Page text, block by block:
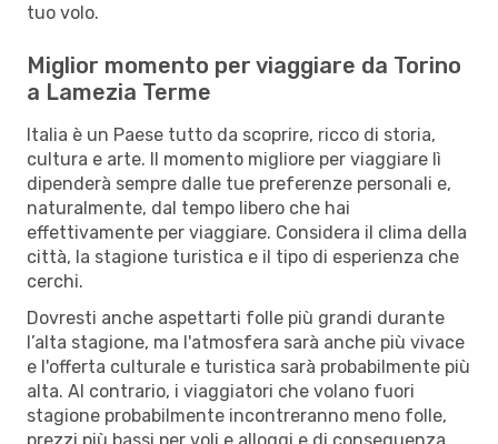
tuo volo.
Miglior momento per viaggiare da Torino
a Lamezia Terme
Italia è un Paese tutto da scoprire, ricco di storia,
cultura e arte. Il momento migliore per viaggiare lì
dipenderà sempre dalle tue preferenze personali e,
naturalmente, dal tempo libero che hai
effettivamente per viaggiare. Considera il clima della
città, la stagione turistica e il tipo di esperienza che
cerchi.
Dovresti anche aspettarti folle più grandi durante
l’alta stagione, ma l'atmosfera sarà anche più vivace
e l'offerta culturale e turistica sarà probabilmente più
alta. Al contrario, i viaggiatori che volano fuori
stagione probabilmente incontreranno meno folle,